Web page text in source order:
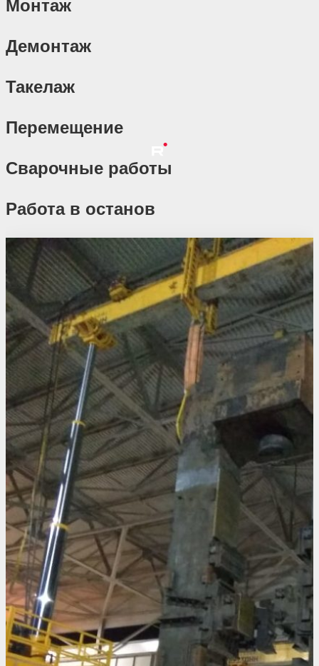
Монтаж
Демонтаж
Такелаж
Перемещение
Сварочные работы
Работа в останов
Похожие проекты
Результатов не найдено.
Еще проекты из этой отрасли